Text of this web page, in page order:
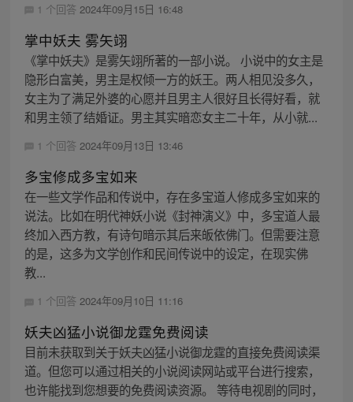
1 个回答 2024年09月15日 16:48
掌中妖夫 雾矢翊
《掌中妖夫》是雾矢翊所著的一部小说。 小说中的女主是
隐形白富美，男主是权倾一方的妖王。两人相见没多久，
女主为了满足外婆的心愿并且男主人很好且长得好看，就
和男主领了结婚证。男主其实暗恋女主二十年，从小就...
1 个回答 2024年09月13日 13:46
多宝修成多宝如来
在一些文学作品和传说中，存在多宝道人修成多宝如来的
说法。比如在明代神妖小说《封神演义》中，多宝道人最
终加入西方教，有诗句暗示其后来皈依佛门。但需要注意
的是，这多为文学创作和民间传说中的设定，在现实佛
教...
1 个回答 2024年09月10日 11:16
妖夫凶猛小说御龙霆免费阅读
目前未获取到关于妖夫凶猛小说御龙霆的直接免费阅读渠
道。但您可以通过相关的小说阅读网站或平台进行搜索，
也许能找到您想要的免费阅读资源。 等待电视剧的同时，